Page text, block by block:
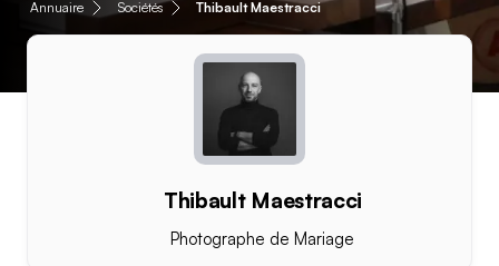
Annuaire Sociétés Thibault Maestracci
Thibault Maestracci
Photographe de Mariage